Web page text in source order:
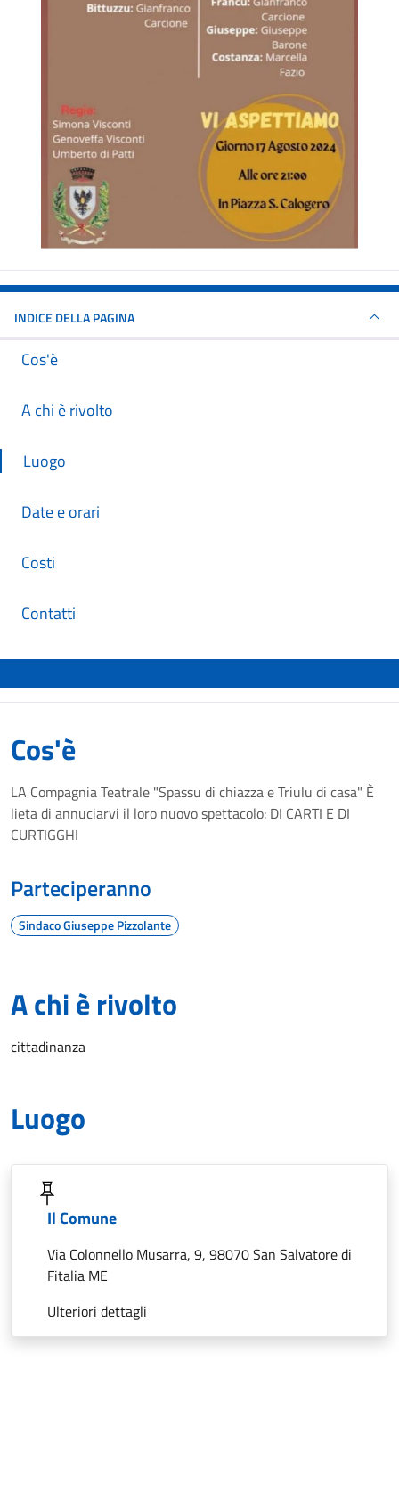
INDICE DELLA PAGINA
Cos'è
A chi è rivolto
Luogo
Date e orari
Costi
Contatti
Cos'è
LA Compagnia Teatrale "Spassu di chiazza e Triulu di casa" È
lieta di annuciarvi il loro nuovo spettacolo: DI CARTI E DI
CURTIGGHI
Parteciperanno
Sindaco Giuseppe Pizzolante
A chi è rivolto
cittadinanza
Luogo
Il Comune
Via Colonnello Musarra, 9, 98070 San Salvatore di
Fitalia ME
Ulteriori dettagli